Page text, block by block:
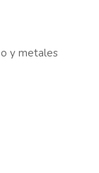
y metales